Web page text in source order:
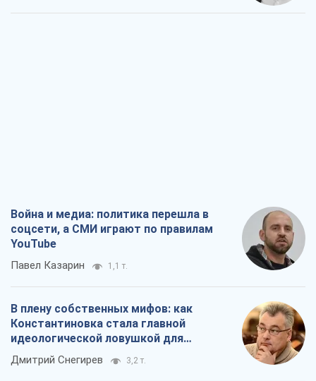
Война и медиа: политика перешла в
соцсети, а СМИ играют по правилам
YouTube
Павел Казарин 1,1 т.
В плену собственных мифов: как
Константиновка стала главной
идеологической ловушкой для
российских оккупантов
Дмитрий Снегирев 3,2 т.